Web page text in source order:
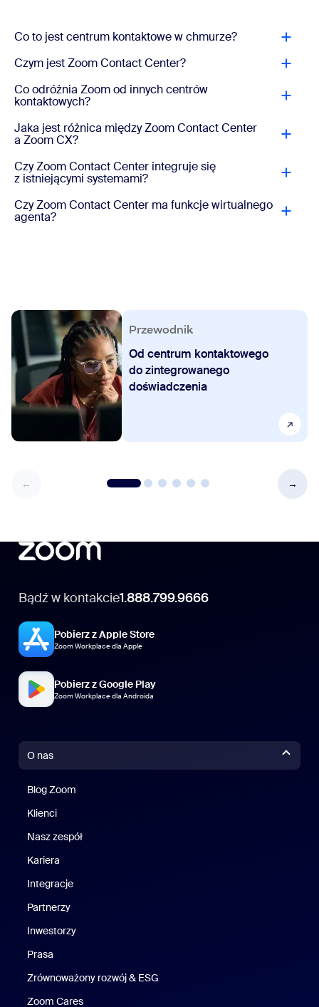
Co to jest centrum kontaktowe w chmurze?
Czym jest Zoom Contact Center?
Co odróżnia Zoom od innych centrów
kontaktowych?
Jaka jest różnica między Zoom Contact Center
a Zoom CX?
Czy Zoom Contact Center integruje się
z istniejącymi systemami?
Czy Zoom Contact Center ma funkcje wirtualnego
agenta?
Przewodnik
Od centrum kontaktowego
do zintegrowanego
doświadczenia
Bądź w kontakcie1.888.799.9666
Pobierz z Apple Store
Zoom Workplace dla Apple
Pobierz z Google Play
Zoom Workplace dla Androida
O nas
Blog Zoom
Klienci
Nasz zespół
Kariera
Integracje
Partnerzy
Inwestorzy
Prasa
Zrównoważony rozwój & ESG
Zoom Cares